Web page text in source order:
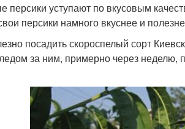
персики уступают по вкусовым
персики намного вкуснее и
посадить скороспелый сорт
за ним, примерно через неделю,